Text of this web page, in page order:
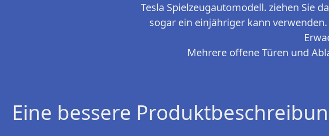
Tesla Spielzeugautomodell. ziehen Sie
sogar ein einjähriger kann
Mehrere offene Türen und
Eine bessere